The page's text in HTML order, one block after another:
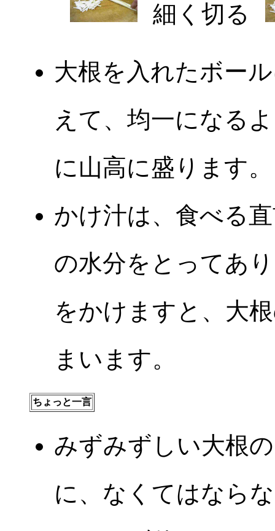
細く切る
大根を入れたボー
えて、均一になる
に山高に盛ります。
かけ汁は、食べる
の水分をとってあ
をかけますと、大
まいます。
ちょっと一言
みずみずしい大根
に、なくてはなら